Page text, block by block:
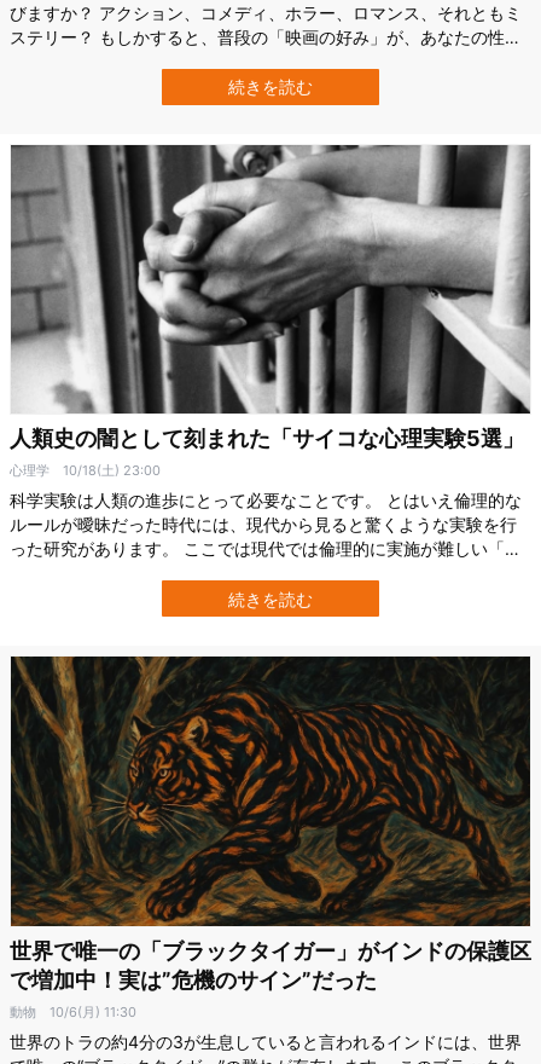
びますか？ アクション、コメディ、ホラー、ロマンス、それともミ
ステリー？ もしかすると、普段の「映画の好み」が、あなたの性格
リ・アタル・ビハリ・ヴァジパイ医科大学研究所（Shri Atal Bihari
Vajpayee Medical College and Research …
続きを読む
人類史の闇として刻まれた「サイコな心理実験5選」
心理学 10/18(土) 23:00
科学実験は人類の進歩にとって必要なことです。 とはいえ倫理的な
ルールが曖昧だった時代には、現代から見ると驚くような実験を行
った研究があります。 ここでは現代では倫理的に実施が難しい「心
マー事件」 Credit: alchetron1965年8月22日、カナダ人のデイビッ
ド・ピーター・ライマーは男児としてこの世に生を受けまし…
続きを読む
世界で唯一の「ブラックタイガー」がインドの保護区
で増加中！実は”危機のサイン”だった
動物 10/6(月) 11:30
世界のトラの約4分の3が生息していると言われるインドには、世界